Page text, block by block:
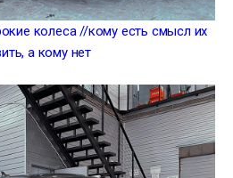
колеса //кому есть смысл их
а кому нет